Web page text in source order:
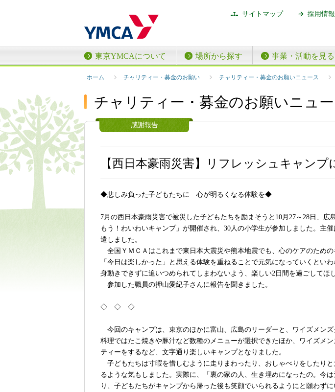
採用情報
サイトマップ
東京YMCAについて 場所から探す 事業・活動を見る
ホーム チャリティー・募金のお願い チャリティー・募金のお願いニュース
チャリティー・募金のお願いニュ
感謝報告
【西日本豪雨災害】リフレッシュキャンプ
◆悲しみ負った子どもたちに 心が明るくなる体験を◆
7月の西日本豪雨災害で被災した子どもたちを励まそうと10月27～28日、
もう！わいわいキャンプ」が開催され、30人の小学生が参加しました。主
遣しました。
全国ＹＭＣＡはこれまで東日本大震災や熊本地震でも、心のケアのため
「今日は楽しかった」と思える体験を重ねることで元気になっていくとい
身動きできずに追いつめられてしまわないよう、楽しい2日間を過ごしてほ
参加した職員の押山愛紀子さんに報告を聞きました。
◇ ◇ ◇
今回のキャンプは、東京のほかに富山、広島のリーダーと、ワイズメン
料理ではたこ焼きや豚汁など数種のメニューが選択できたほか、ワイズメ
ティーをするなど、文字通り楽しいキャンプとなりました。
子どもたちは寸暇を惜しむように走りまわったり、おしゃべりをしたり
るような気もしました。実際に、「裏の家の人、生き埋めになったの。今
り、子どもたちがキャンプから帰った後も笑顔でいられるようにと願わずに